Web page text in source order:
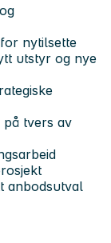
nytilsette
utstyr og nye
på tvers av
anbodsutval